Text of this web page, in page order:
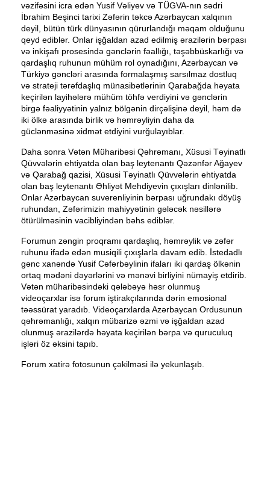
vəzifəsini icra edən Yusif Vəliyev və TÜGVA-nın sədri
İbrahim Beşinci tarixi Zəfərin təkcə Azərbaycan xalqının
deyil, bütün türk dünyasının qürurlandığı məqam olduğunu
qeyd ediblər. Onlar işğaldan azad edilmiş ərazilərin bərpası
və inkişafı prosesində gənclərin fəallığı, təşəbbüskarlığı və
qardaşlıq ruhunun mühüm rol oynadığını, Azərbaycan və
Türkiyə gəncləri arasında formalaşmış sarsılmaz dostluq
və strateji tərəfdaşlıq münasibətlərinin Qarabağda həyata
keçirilən layihələrə mühüm töhfə verdiyini və gənclərin
birgə fəaliyyətinin yalnız bölgənin dirçəlişinə deyil, həm də
iki ölkə arasında birlik və həmrəyliyin daha da
güclənməsinə xidmət etdiyini vurğulayıblar.
Daha sonra Vətən Müharibəsi Qəhrəmanı, Xüsusi Təyinatlı
Qüvvələrin ehtiyatda olan baş leytenantı Qəzənfər Ağayev
və Qarabağ qazisi, Xüsusi Təyinatlı Qüvvələrin ehtiyatda
olan baş leytenantı Əhliyət Mehdiyevin çıxışları dinlənilib.
Onlar Azərbaycan suverenliyinin bərpası uğrundakı döyüş
ruhundan, Zəfərimizin mahiyyətinin gələcək nəsillərə
ötürülməsinin vacibliyindən bəhs ediblər.
Forumun zəngin proqramı qardaşlıq, həmrəylik və zəfər
ruhunu ifadə edən musiqili çıxışlarla davam edib. İstedadlı
gənc xanəndə Yusif Cəfərbəylinin ifaları iki qardaş ölkənin
ortaq mədəni dəyərlərini və mənəvi birliyini nümayiş etdirib.
Vətən müharibəsindəki qələbəyə həsr olunmuş
videoçarxlar isə forum iştirakçılarında dərin emosional
təəssürat yaradıb. Videoçarxlarda Azərbaycan Ordusunun
qəhrəmanlığı, xalqın mübarizə əzmi və işğaldan azad
olunmuş ərazilərdə həyata keçirilən bərpa və quruculuq
işləri öz əksini tapıb.
Forum xatirə fotosunun çəkilməsi ilə yekunlaşıb.